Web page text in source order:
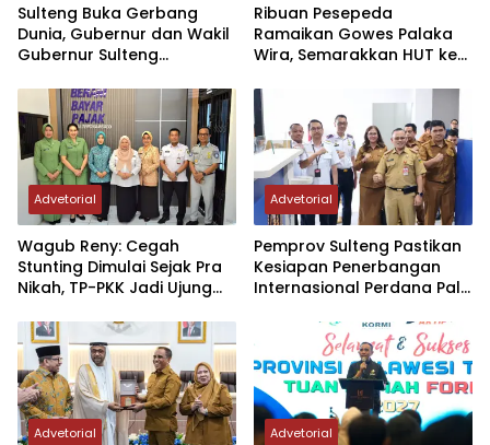
Sulteng Buka Gerbang
Dunia, Gubernur dan Wakil
Gubernur Sulteng
Perdana Internasional
Palu-Guangzhou
Ribuan Pesepeda
Ramaikan Gowes Palaka
Wira, Semarakkan HUT ke-1
Advetorial
Wagub Reny: Cegah
Stunting Dimulai Sejak Pra
Nikah, TP-PKK Jadi Ujung
Advetorial
Pemprov Sulteng Pastikan
Kesiapan Penerbangan
Internasional Perdana Palu
Advetorial Advetorial